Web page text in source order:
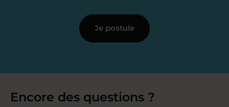
Je postule
Encore des questions ?